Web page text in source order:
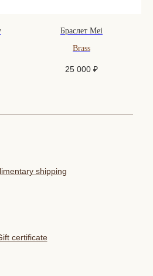
Браслет Mei
Brass
25 000 ₽
certificate
shipping